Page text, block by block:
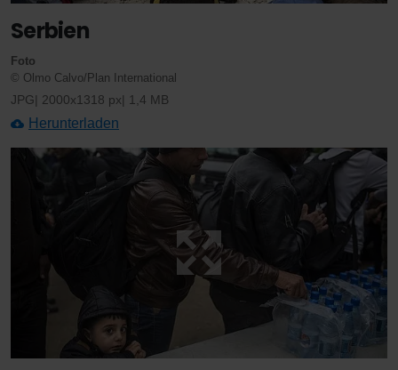
Serbien
Foto
© Olmo Calvo/Plan International
JPG 2000x1318 px 1,4 MB
Herunterladen